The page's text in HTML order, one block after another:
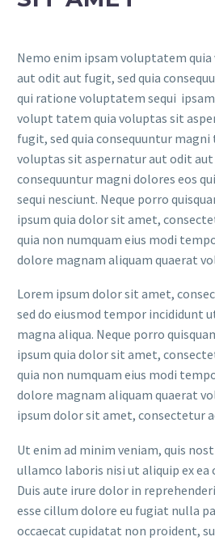
Nemo enim ipsam voluptatem
aut odit aut fugit, sed quia
qui ratione voluptatem sequi
volupt tatem quia voluptas sit
fugit, sed quia consequuntur
voluptas sit aspernatur aut odit aut
consequuntur magni dolores eos
sequi nesciunt. Neque porro
ipsum quia dolor sit amet,
quia non numquam eius modi
dolore magnam aliquam quaerat
Lorem ipsum dolor sit amet,
sed do eiusmod tempor incididunt
magna aliqua. Neque porro
ipsum quia dolor sit amet,
quia non numquam eius modi
dolore magnam aliquam quaerat
ipsum dolor sit amet, consectetur
Ut enim ad minim veniam, quis
ullamco laboris nisi ut aliquip ex ea
Duis aute irure dolor in
esse cillum dolore eu fugiat nulla
occaecat cupidatat non proident,